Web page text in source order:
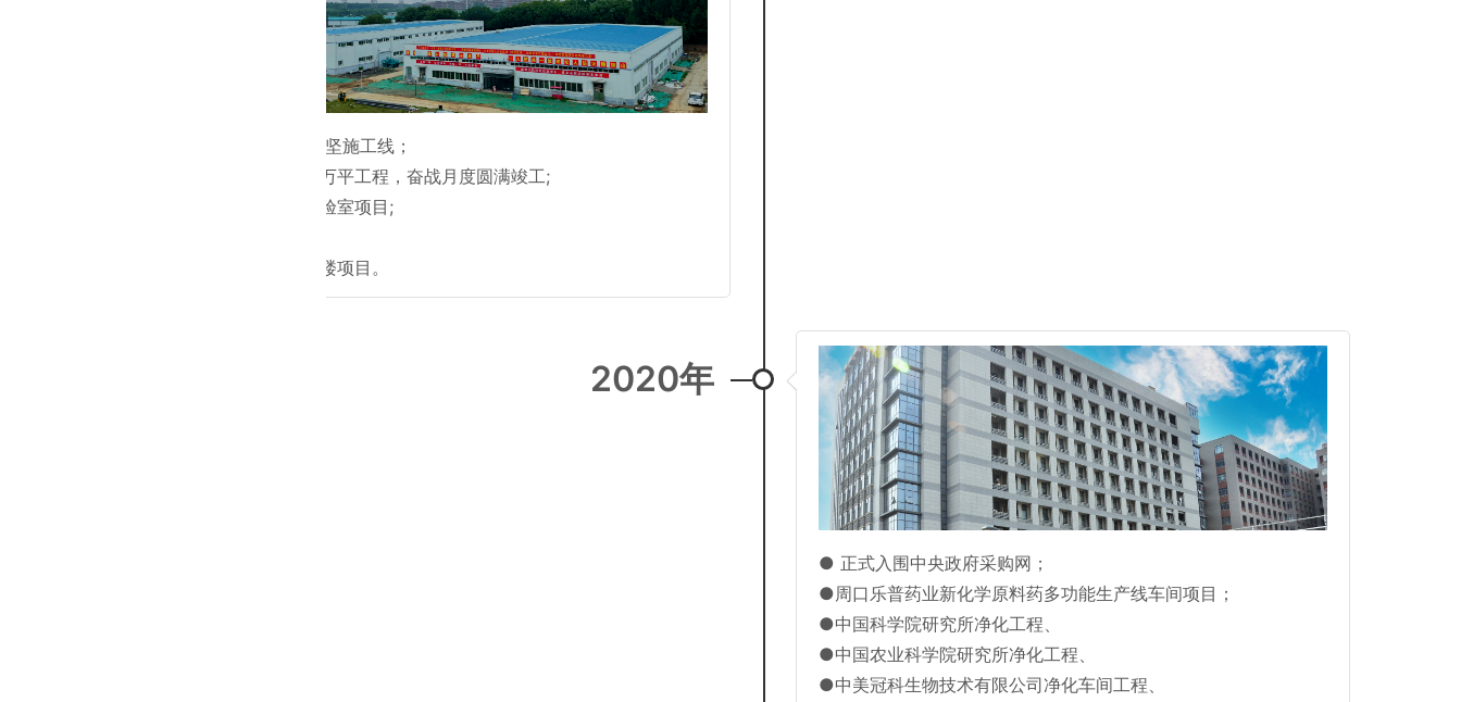
● 严守防疫关攻坚施工线；
●攻坚抗疫基地万平工程，奋战月度圆满竣工;
●来广营方舱实验室项目;
●泰邦医疗血浆楼项目。
2020年
● 正式入围中央政府采购网；
●周口乐普药业新化学原料药多功能生产线车间项目；
●中国科学院研究所净化工程、
●中国农业科学院研究所净化工程、
●中美冠科生物技术有限公司净化车间工程、